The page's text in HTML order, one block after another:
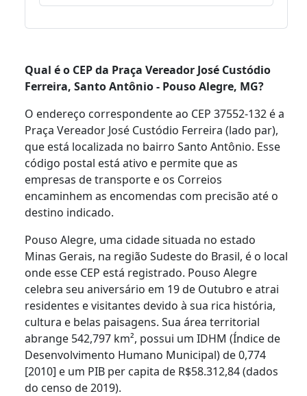
Qual é o CEP da Praça Vereador José Custódio
Ferreira, Santo Antônio - Pouso Alegre, MG?
O endereço correspondente ao CEP 37552-132 é a
Praça Vereador José Custódio Ferreira (lado par),
que está localizada no bairro Santo Antônio. Esse
código postal está ativo e permite que as
empresas de transporte e os Correios
encaminhem as encomendas com precisão até o
destino indicado.
Pouso Alegre, uma cidade situada no estado
Minas Gerais, na região Sudeste do Brasil, é o local
onde esse CEP está registrado. Pouso Alegre
celebra seu aniversário em 19 de Outubro e atrai
residentes e visitantes devido à sua rica história,
cultura e belas paisagens. Sua área territorial
abrange 542,797 km², possui um IDHM (Índice de
Desenvolvimento Humano Municipal) de 0,774
[2010] e um PIB per capita de R$58.312,84 (dados
do censo de 2019).